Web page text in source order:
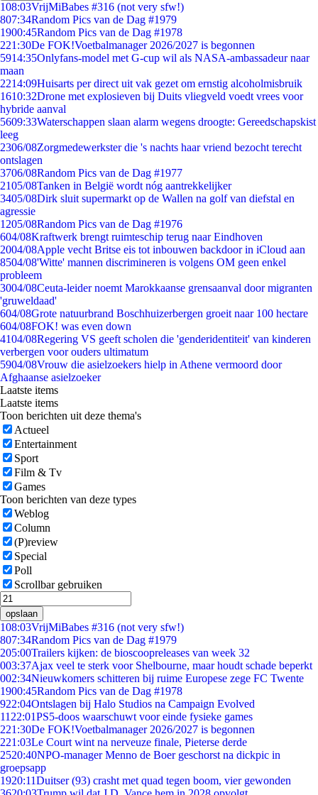
108:03VrijMiBabes #316 (not very sfw!)
807:34Random Pics van de Dag #1979
1900:45Random Pics van de Dag #1978
221:30De FOK!Voetbalmanager 2026/2027 is begonnen
5914:35Onlyfans-model met G-cup wil als NASA-ambassadeur naar
maan
2214:09Huisarts per direct uit vak gezet om ernstig alcoholmisbruik
1610:32Drone met explosieven bij Duits vliegveld voedt vrees voor
hybride aanval
5609:33Waterschappen slaan alarm wegens droogte: Gereedschapskist
leeg
2306/08Zorgmedewerkster die 's nachts haar vriend bezocht terecht
ontslagen
3706/08Random Pics van de Dag #1977
2105/08Tanken in België wordt nóg aantrekkelijker
3405/08Dirk sluit supermarkt op de Wallen na golf van diefstal en
agressie
1205/08Random Pics van de Dag #1976
604/08Kraftwerk brengt ruimteschip terug naar Eindhoven
2004/08Apple vecht Britse eis tot inbouwen backdoor in iCloud aan
8504/08'Witte' mannen discrimineren is volgens OM geen enkel
probleem
3004/08Ceuta-leider noemt Marokkaanse grensaanval door migranten
'gruweldaad'
604/08Grote natuurbrand Boschhuizerbergen groeit naar 100 hectare
604/08FOK! was even down
4104/08Regering VS geeft scholen die 'genderidentiteit' van kinderen
verbergen voor ouders ultimatum
5904/08Vrouw die asielzoekers hielp in Athene vermoord door
Afghaanse asielzoeker
Laatste items
Laatste items
Toon berichten uit deze thema's
Actueel
Entertainment
Sport
Film & Tv
Games
Toon berichten van deze types
Weblog
Column
(P)review
Special
Poll
Scrollbar gebruiken
opslaan
108:03VrijMiBabes #316 (not very sfw!)
807:34Random Pics van de Dag #1979
205:00Trailers kijken: de bioscoopreleases van week 32
003:37Ajax veel te sterk voor Shelbourne, maar houdt schade beperkt
002:34Nieuwkomers schitteren bij ruime Europese zege FC Twente
1900:45Random Pics van de Dag #1978
922:04Ontslagen bij Halo Studios na Campaign Evolved
11 22:01PS5-doos waarschuwt voor einde fysieke games
221:30De FOK!Voetbalmanager 2026/2027 is begonnen
221:03Le Court wint na nerveuze finale, Pieterse derde
2520:40NPO-manager Menno de Boer geschorst na dickpic in
groepsapp
1920:11Duitser (93) crasht met quad tegen boom, vier gewonden